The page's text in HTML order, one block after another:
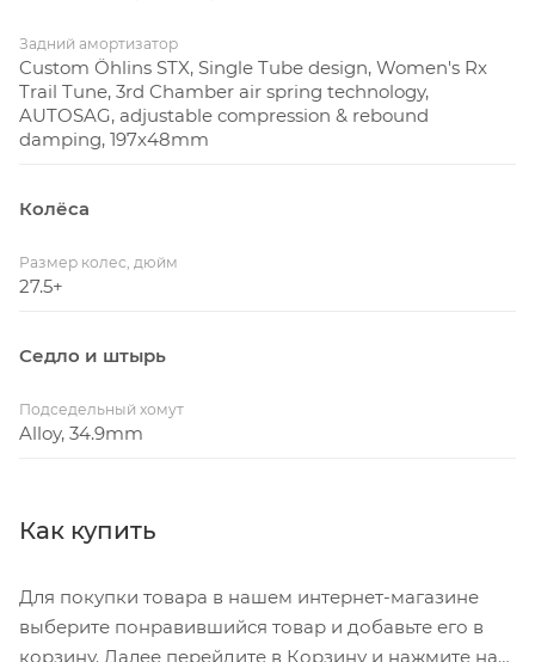
Задний амортизатор
Custom Öhlins STX, Single Tube design, Women's Rx
Trail Tune, 3rd Chamber air spring technology,
AUTOSAG, adjustable compression & rebound
damping, 197x48mm
Колёса
Размер колес, дюйм
27.5+
Седло и штырь
Подседельный хомут
Alloy, 34.9mm
Как купить
Для покупки товара в нашем интернет-магазине
выберите понравившийся товар и добавьте его в
корзину. Далее перейдите в Корзину и нажмите на